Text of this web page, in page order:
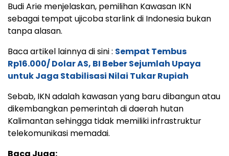
Budi Arie menjelaskan, pemilihan Kawasan IKN
sebagai tempat ujicoba starlink di Indonesia bukan
tanpa alasan.
Baca artikel lainnya di sini : Sempat Tembus
Rp16.000/ Dolar AS, BI Beber Sejumlah Upaya
untuk Jaga Stabilisasi Nilai Tukar Rupiah
Sebab, IKN adalah kawasan yang baru dibangun atau
dikembangkan pemerintah di daerah hutan
Kalimantan sehingga tidak memiliki infrastruktur
telekomunikasi memadai.